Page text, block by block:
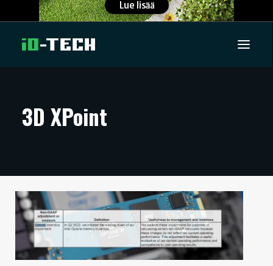
ARTIKKELIT
TECHBBS
TIETOA
HINTA.FI
KAUPPA
3D XPoint